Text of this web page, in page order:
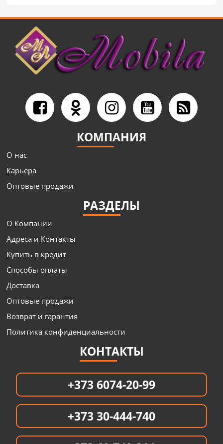
КОМПАНИЯ
О нас
Карьера
Оптовые продажи
РАЗДЕЛЫ
О Компании
Адреса и Контакты
Купить в кредит
Способы оплаты
Доставка
Оптовые продажи
Возврат и гарантия
Политика конфиденциальности
КОНТАКТЫ
+373 6074-20-99
+373 30-444-740